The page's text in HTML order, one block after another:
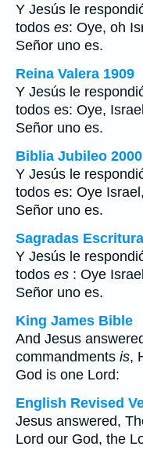
Y Jesús le
todos es: Oye, oh
Señor uno es.
Reina Valera 1909
Y Jesús le
todos es: Oye,
Señor uno es.
Biblia Jubileo 2000
Y Jesús le
todos es: Oye
Señor uno es.
Sagradas
Y Jesús le
todos es : Oye
Señor uno es.
King James Bible
And Jesus
commandments is,
God is one Lord:
English Revised
Jesus answered,
Lord our God, the